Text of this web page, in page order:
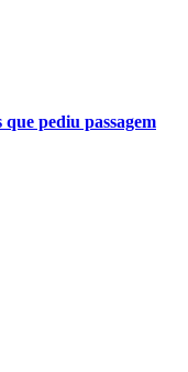
pediu passagem